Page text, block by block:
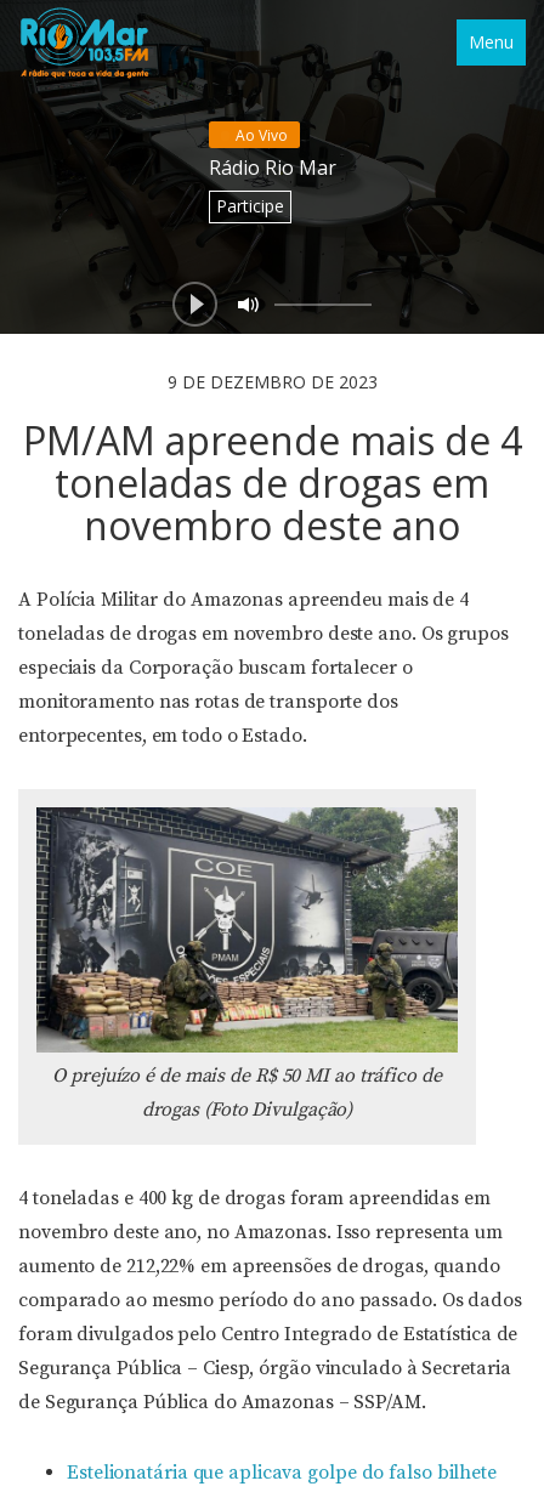
Menu
Ao Vivo
Rádio Rio Mar
Participe
9 DE DEZEMBRO DE 2023
PM/AM apreende mais de 4
toneladas de drogas em
novembro deste ano
A Polícia Militar do Amazonas apreendeu mais de 4
toneladas de drogas em novembro deste ano. Os grupos
especiais da Corporação buscam fortalecer o
monitoramento nas rotas de transporte dos
entorpecentes, em todo o Estado.
O prejuízo é de mais de R$ 50 MI ao tráfico de
drogas (Foto Divulgação)
4 toneladas e 400 kg de drogas foram apreendidas em
novembro deste ano, no Amazonas. Isso representa um
aumento de 212,22% em apreensões de drogas, quando
comparado ao mesmo período do ano passado. Os dados
foram divulgados pelo Centro Integrado de Estatística de
Segurança Pública – Ciesp, órgão vinculado à Secretaria
de Segurança Pública do Amazonas – SSP/AM.
Estelionatária que aplicava golpe do falso bilhete